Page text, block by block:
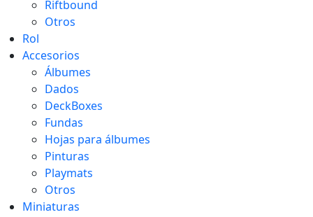
Riftbound
Otros
Rol
Accesorios
Álbumes
Dados
DeckBoxes
Fundas
Hojas para álbumes
Pinturas
Playmats
Otros
Miniaturas